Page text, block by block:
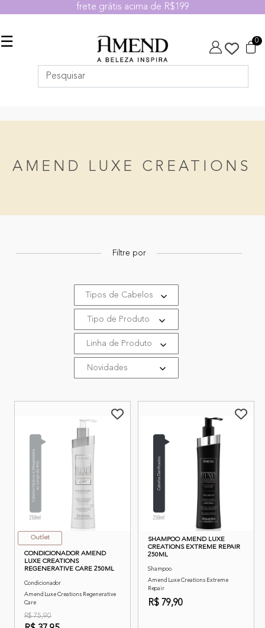
frete grátis acima de R$199
☰ 0
AMEND LUXE CREATIONS
Filtre por
Tipos de Cabelos
Tipo de Produto
Linha de Produto
Outlet
CONDICIONADOR AMEND
LUXE CREATIONS
REGENERATIVE CARE 250ML
Condicionador
Amend Luxe Creations Regenerative
Care
R$ 75,90
SHAMPOO AMEND LUXE
CREATIONS EXTREME REPAIR
250ML
Shampoo
Amend Luxe Creations Extreme
Repair
R$ 79,90